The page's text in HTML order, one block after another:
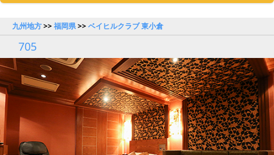
九州地方>>福岡県>>ベイヒルクラブ 東小倉
705